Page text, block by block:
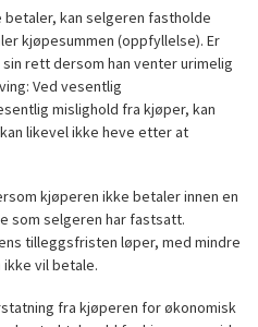
betaler, kan selgeren fastholde
kjøpesummen (oppfyllelse). Er
rett dersom han venter urimelig
Ved vesentlig
mislighold fra kjøper, kan
likevel ikke heve etter at
kjøperen ikke betaler innen en
som selgeren har fastsatt.
tilleggsfristen løper, med mindre
ikke vil betale.
fra kjøperen for økonomisk